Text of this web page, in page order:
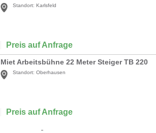
Standort: Karlsfeld
Preis auf Anfrage
Miet Arbeitsbühne 22 Meter Steiger TB 220
Standort: Oberhausen
Preis auf Anfrage